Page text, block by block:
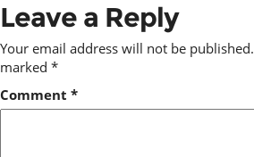
Leave a Reply
Your email address will not be published.
marked *
Comment *